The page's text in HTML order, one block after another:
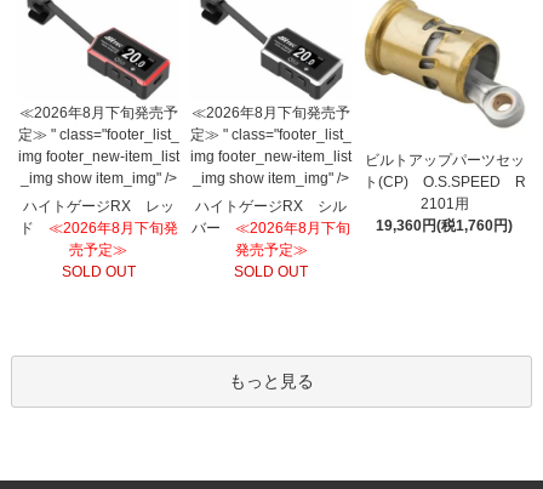
≪2026年8月下旬発売予
定≫ " class="footer_list_
img footer_new-item_list
_img show item_img" />
ハイトゲージRX レッ
ド ≪2026年8月下旬発
売予定≫
SOLD OUT
≪2026年8月下旬発売予
定≫ " class="footer_list_
img footer_new-item_list
_img show item_img" />
ハイトゲージRX シル
バー ≪2026年8月下旬
発売予定≫
SOLD OUT
ビルトアップパーツセッ
ト(CP) O.S.SPEED R
2101用
19,360円(税1,760円)
もっと見る